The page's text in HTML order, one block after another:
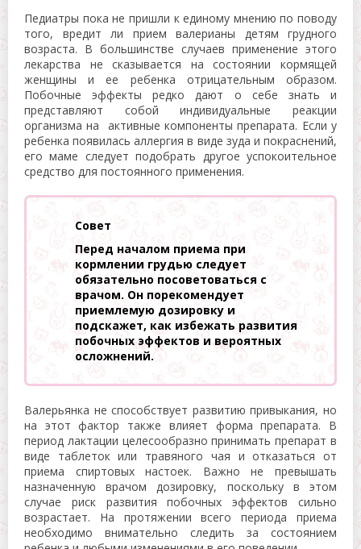
Педиатры пока не пришли к единому мнению по поводу
того, вредит ли прием валерианы детям грудного
возраста. В большинстве случаев применение этого
лекарства не сказывается на состоянии кормящей
женщины и ее ребенка отрицательным образом.
Побочные эффекты редко дают о себе знать и
представляют собой индивидуальные реакции
организма на активные компоненты препарата. Если у
ребенка появилась аллергия в виде зуда и покраснений,
его маме следует подобрать другое успокоительное
средство для постоянного применения.
Совет
Перед началом приема при
кормлении грудью следует
обязательно посоветоваться с
врачом. Он порекомендует
приемлемую дозировку и
подскажет, как избежать развития
побочных эффектов и вероятных
осложнений.
Валерьянка не способствует развитию привыкания, но
на этот фактор также влияет форма препарата. В
период лактации целесообразно принимать препарат в
виде таблеток или травяного чая и отказаться от
приема спиртовых настоек. Важно не превышать
назначенную врачом дозировку, поскольку в этом
случае риск развития побочных эффектов сильно
возрастает. На протяжении всего периода приема
необходимо внимательно следить за состоянием